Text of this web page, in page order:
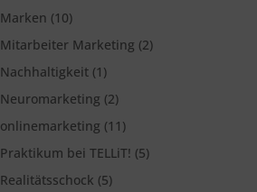
Marken (10)
Mitarbeiter Marketing (2)
Nachhaltigkeit (1)
Neuromarketing (2)
onlinemarketing (11)
Praktikum bei TELLiT! (5)
Realitätsschock (5)